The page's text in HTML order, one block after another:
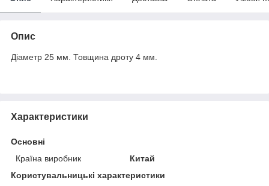
Опис
Діаметр 25 мм. Товщина дроту 4 мм.
Характеристики
Основні
Країна виробник
Китай
Користувальницькі характеристики